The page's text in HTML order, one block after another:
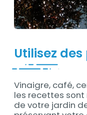
Utilisez
Contenu
Vinaigre, café,
les recettes sont
de votre jardin